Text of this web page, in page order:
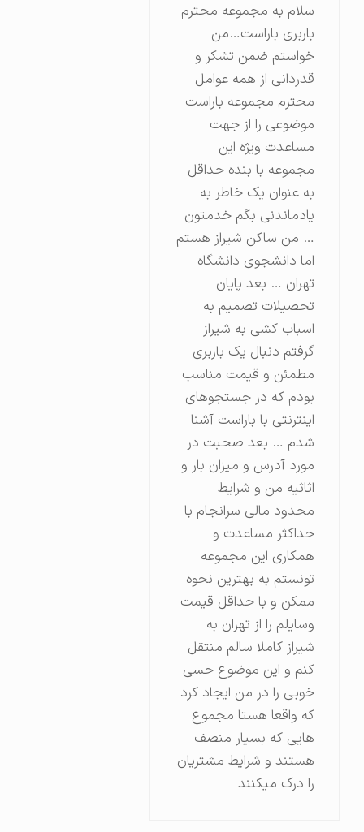
سلام به مجموعه محترم
باربری باراست…من
خواستم ضمن تشکر و
قدردانی از همه عوامل
محترم مجموعه باراست
موضوعی را از جهت
مساعدت ویژه این
مجموعه با بنده حداقل
به عنوان یک خاطر به
یادماندنی بگم خدمتون
… من ساکن شیراز هستم
اما دانشجوی دانشگاه
تهران … بعد پایان
تحصیلات تصمیم به
اسباب کشی به شیراز
گرفتم دنبال یک باربری
مطمئن و قیمت مناسب
بودم که در جستجوهای
اینترنتی با باراست آشنا
شدم … بعد صحبت در
مورد آدرس و میزان بار و
اثاثیه من و شرایط
محدود مالی سرانجام با
حداکثر مساعدت و
همکاری این مجموعه
تونستم به بهترین نحوه
ممکن و با حداقل قیمت
وسایلم را از تهران به
شیراز کاملا سالم منتقل
کنم و این موضوع حسی
خوبی را در من ایجاد کرد
که واقعا هستا مجموع
هایی که بسیار منصف
هستند و شرایط مشتریان
را درک میکنند